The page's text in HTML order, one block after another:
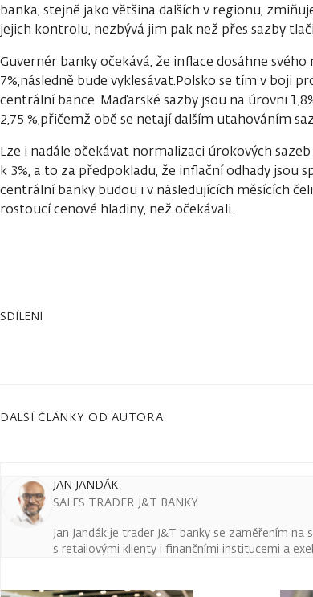
banka, stejně jako většina dalších v regionu,
jejich kontrolu, nezbývá jim pak než přes sazby
Guvernér banky očekává, že inflace dosáhne
7%,následně bude vyklesávat.Polsko se tím v boji
centrální bance. Maďarské sazby jsou na úrovni
2,75 %,přičemž obě se netají dalším utahováním
Lze i nadále očekávat normalizaci úrokových
k 3%, a to za předpokladu, že inflační odhady jsou
centrální banky budou i v následujících měsících
rostoucí cenové hladiny, než očekávali.
SDÍLENÍ
DALŠÍ ČLÁNKY OD AUTORA
JAN JANDÁK
SALES TRADER J&T BANKY
Jan Jandák je trader J&T banky se zaměřením
s retailovými klienty i finančními institucemi a